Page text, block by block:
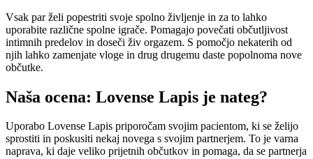
Vsak par želi popestriti svoje spolno življenje in za to lahko
uporabite različne spolne igrače. Pomagajo povečati občutljivost
intimnih predelov in doseči živ orgazem. S pomočjo nekaterih od
njih lahko zamenjate vloge in drug drugemu daste popolnoma nove
občutke.
Naša ocena: Lovense Lapis je nateg?
Uporabo Lovense Lapis priporočam svojim pacientom, ki se želijo
sprostiti in poskusiti nekaj novega s svojim partnerjem. To je varna
naprava, ki daje veliko prijetnih občutkov in pomaga, da se partnerja